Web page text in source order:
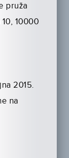
pruža
10000
2015.
na